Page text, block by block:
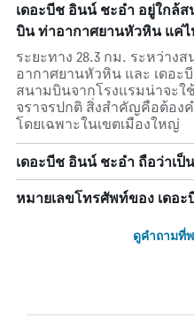
เดอะบีช อินน์ ชะอำ อยู่ใกล้
บิน ท่าอากาศยานหัวหิน แค่
ระยะทาง 28.3 กม. ระหว่า
อากาศยานหัวหิน และ เดอะ
สนามบินจากโรงแรมน่าจะใ
จราจรปกติ สิ่งสำคัญคือต้อง
โดยเฉพาะในเขตเมืองใหญ่
เดอะบีช อินน์ ชะอำ ถือว่าเป็
หมายเลขโทรศัพท์ของ เดอ
ดูคำถามที่